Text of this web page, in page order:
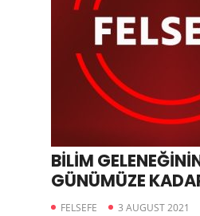
BİLİM
GÜNÜMÜZE
FELSEFE 3 AUGUST 2021